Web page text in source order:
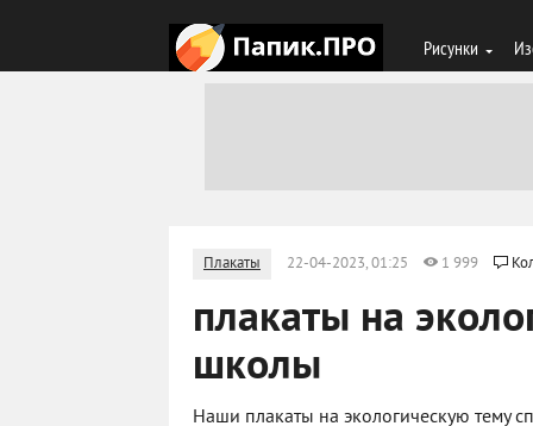
Рисунки
Плакаты 22-04-2023, 01:25 1 999
плакаты на
школы
Наши плакаты на экологическую тему